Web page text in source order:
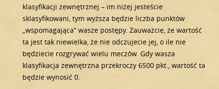
klasyfikacji zewnętrznej – im niżej jesteście
sklasyfikowani, tym wyższa będzie liczba punktów
„wspomagająca” wasze postępy. Zauważcie, że wartość
ta jest tak niewielka, że nie odczujecie jej, o ile nie
będziecie rozgrywać wielu meczów. Gdy wasza
klasyfikacja zewnętrzna przekroczy 6500 pkt., wartość ta
będzie wynosić 0.